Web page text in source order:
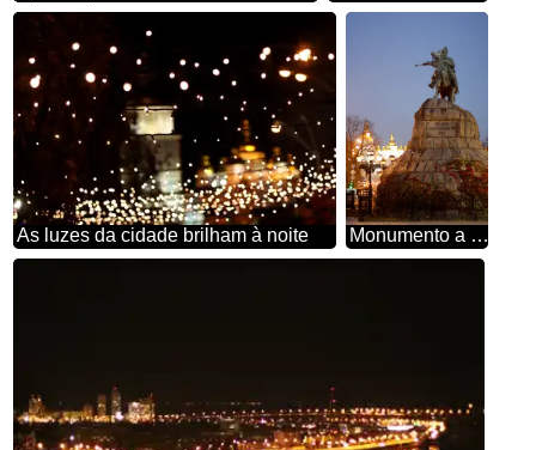
As luzes da cidade brilham à noite Monumento a Bogdan Khmelnitsky à noite